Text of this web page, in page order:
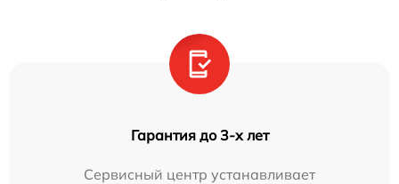
Гарантия до 3-х лет
Сервисный центр устанавливает